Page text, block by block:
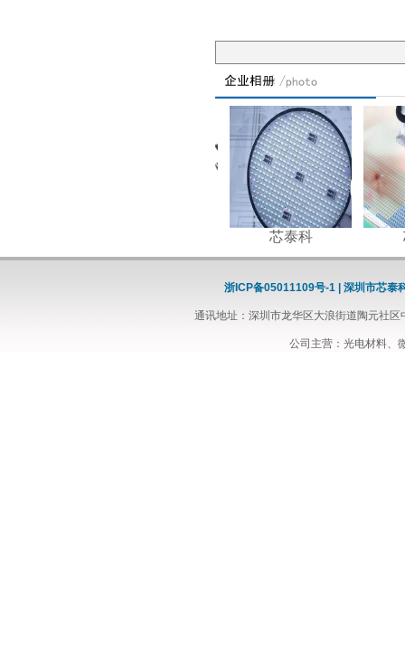
芯泰科
浙ICP备05011109号-1 | 深圳市芯泰
通讯地址：深圳市龙华区大浪街道陶元社
公司主营：光电材料、